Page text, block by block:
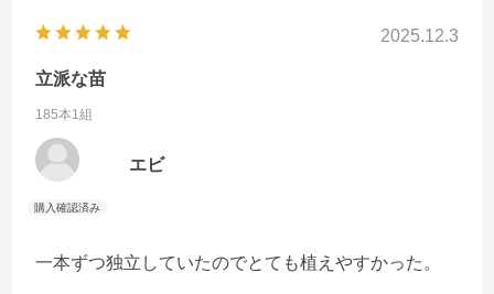
2025.12.3
立派な苗
185本1組
エビ
一本ずつ独立していたのでとても植えやすかった。